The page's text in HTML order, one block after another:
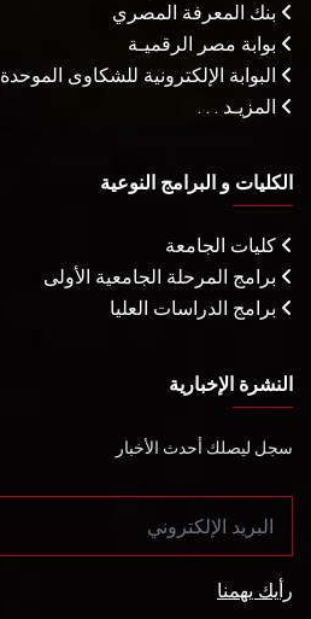
بنك المعرفة المصري
بوابة مصر الرقميـة
البوابة الإلكترونية للشكاوى الموحدة
المزيـد . . .
الكليات و البرامج النوعية
كليات الجامعة
برامج المرحلة الجامعية الأولى
برامج الدراسات العليا
النشرة الإخبارية
سجل ليصلك أحدث الأخبار
رأيك يهمنا